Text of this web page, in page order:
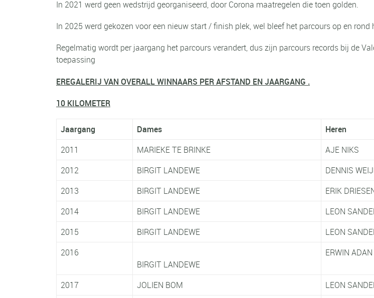
In 2021 werd geen wedstrijd georganiseerd, door Corona maatregelen die toen golden.
In 2025 werd gekozen voor een nieuw start / finish plek, wel bleef het parcours op en rond
Regelmatig wordt per jaargang het parcours verandert, dus zijn parcours records bij de
toepassing
EREGALERIJ VAN OVERALL WINNAARS PER AFSTAND EN JAARGANG .
10 KILOMETER
Jaargang Dames
Heren
2011
MARIEKE TE BRINKE
AJE NIKS
2012
BIRGIT LANDEWE
DENNIS
2013
BIRGIT LANDEWE
ERIK
2014
BIRGIT LANDEWE
LEON
2015
BIRGIT LANDEWE
LEON
2016
BIRGIT LANDEWE
ERWIN ADAN
2017 JOLIEN BOM
LEON